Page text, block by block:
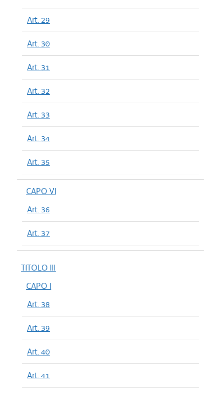
Art. 29
Art. 30
Art. 31
Art. 32
Art. 33
Art. 34
Art. 35
CAPO VI
Art. 36
Art. 37
TITOLO III
CAPO I
Art. 38
Art. 39
Art. 40
Art. 41